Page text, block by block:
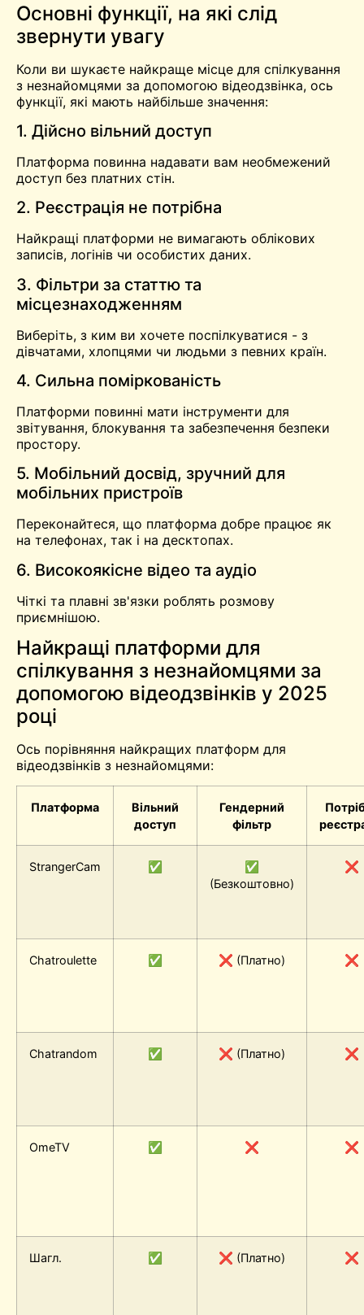
Основні функції, на які слід
звернути увагу
Коли ви шукаєте найкраще місце для спілкування
з незнайомцями за допомогою відеодзвінка, ось
функції, які мають найбільше значення:
1. Дійсно вільний доступ
Платформа повинна надавати вам необмежений
доступ без платних стін.
2. Реєстрація не потрібна
Найкращі платформи не вимагають облікових
записів, логінів чи особистих даних.
3. Фільтри за статтю та
місцезнаходженням
Виберіть, з ким ви хочете поспілкуватися - з
дівчатами, хлопцями чи людьми з певних країн.
4. Сильна поміркованість
Платформи повинні мати інструменти для
звітування, блокування та забезпечення безпеки
простору.
5. Мобільний досвід, зручний для
мобільних пристроїв
Переконайтеся, що платформа добре працює як
на телефонах, так і на десктопах.
6. Високоякісне відео та аудіо
Чіткі та плавні зв'язки роблять розмову
приємнішою.
Найкращі платформи для
спілкування з незнайомцями за
допомогою відеодзвінків у 2025
році
Ось порівняння найкращих платформ для
відеодзвінків з незнайомцями:
Платформа
Вільний
доступ
Гендерний
фільтр
StrangerCam ✅
✅
(Безкоштовно)
❌
Chatroulette ✅ ❌ (Платно) ❌
Chatrandom ✅ ❌ (Платно) ❌
OmeTV ✅ ❌ ❌
Шагл. ✅ ❌ (Платно) ❌